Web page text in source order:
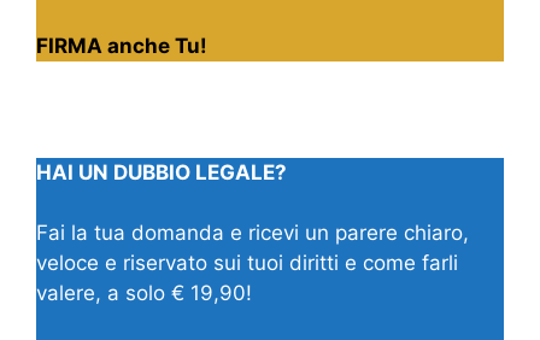
FIRMA anche Tu!
HAI UN DUBBIO LEGALE?
Fai la tua domanda e ricevi un parere chiaro,
veloce e riservato sui tuoi diritti e come farli
valere, a solo € 19,90!